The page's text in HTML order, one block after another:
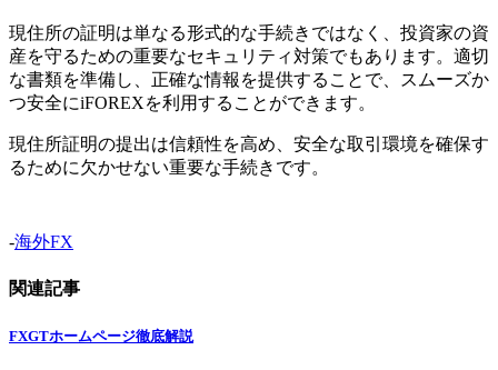
現住所の証明は単なる形式的な手続きではなく、投資家の資
産を守るための重要なセキュリティ対策でもあります。適切
な書類を準備し、正確な情報を提供することで、スムーズか
つ安全にiFOREXを利用することができます。
現住所証明の提出は信頼性を高め、安全な取引環境を確保す
るために欠かせない重要な手続きです。
-海外FX
関連記事
FXGTホームページ徹底解説